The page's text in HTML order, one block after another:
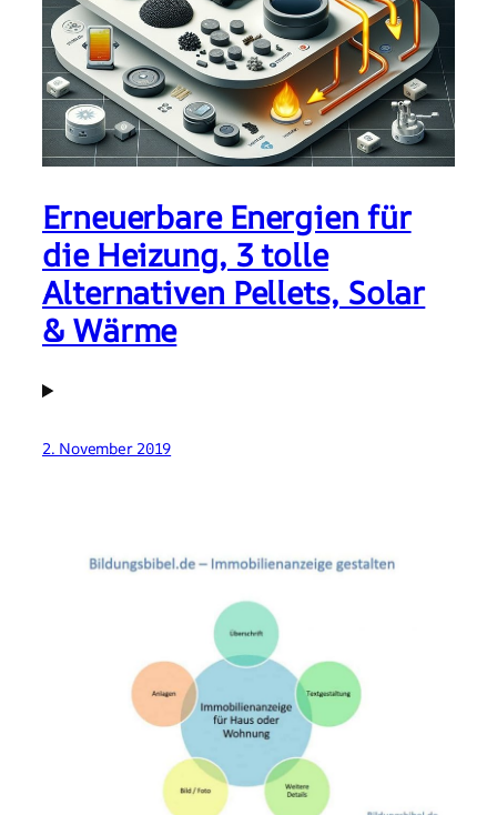
Erneuerbare Energien für
die Heizung, 3 tolle
Alternativen Pellets, Solar
& Wärme
2. November 2019